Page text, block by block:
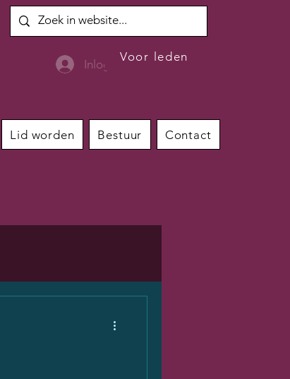
Voor leden
Inloggen
Lid worden Bestuur Contact